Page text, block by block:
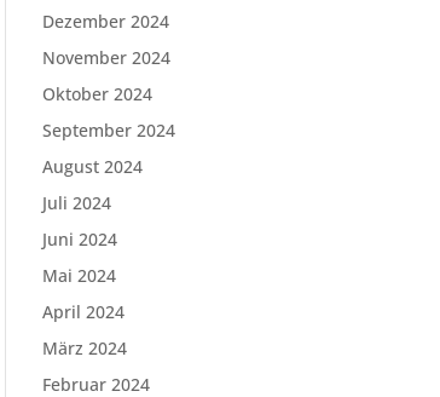
Dezember 2024
November 2024
Oktober 2024
September 2024
August 2024
Juli 2024
Juni 2024
Mai 2024
April 2024
März 2024
Februar 2024